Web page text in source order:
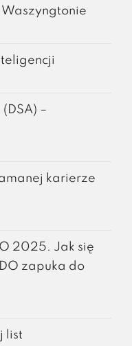
Waszyngtonie
–
karierze
2025. Jak się
zapuka do
list